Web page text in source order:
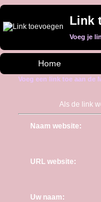
Link
Voeg je
Home
Voeg een link toe aan de
Als de link
Naam website:
URL website:
Uw naam: